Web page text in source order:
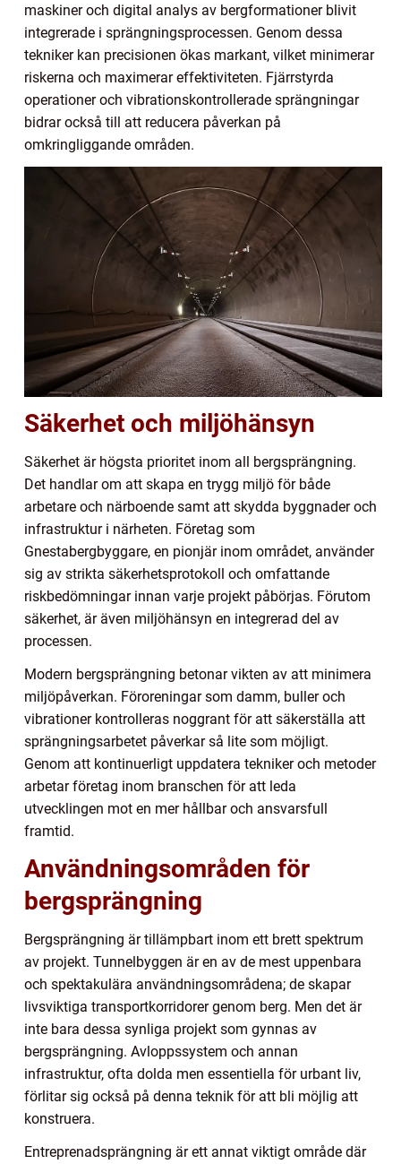
maskiner och digital analys av bergformationer blivit
integrerade i sprängningsprocessen. Genom dessa
tekniker kan precisionen ökas markant, vilket minimerar
riskerna och maximerar effektiviteten. Fjärrstyrda
operationer och vibrationskontrollerade sprängningar
bidrar också till att reducera påverkan på
omkringliggande områden.
Säkerhet och miljöhänsyn
Säkerhet är högsta prioritet inom all bergsprängning.
Det handlar om att skapa en trygg miljö för både
arbetare och närboende samt att skydda byggnader och
infrastruktur i närheten. Företag som
Gnestabergbyggare, en pionjär inom området, använder
sig av strikta säkerhetsprotokoll och omfattande
riskbedömningar innan varje projekt påbörjas. Förutom
säkerhet, är även miljöhänsyn en integrerad del av
processen.
Modern bergsprängning betonar vikten av att minimera
miljöpåverkan. Föroreningar som damm, buller och
vibrationer kontrolleras noggrant för att säkerställa att
sprängningsarbetet påverkar så lite som möjligt.
Genom att kontinuerligt uppdatera tekniker och metoder
arbetar företag inom branschen för att leda
utvecklingen mot en mer hållbar och ansvarsfull
framtid.
Användningsområden för
bergsprängning
Bergsprängning är tillämpbart inom ett brett spektrum
av projekt. Tunnelbyggen är en av de mest uppenbara
och spektakulära användningsområdena; de skapar
livsviktiga transportkorridorer genom berg. Men det är
inte bara dessa synliga projekt som gynnas av
bergsprängning. Avloppssystem och annan
infrastruktur, ofta dolda men essentiella för urbant liv,
förlitar sig också på denna teknik för att bli möjlig att
konstruera.
Entreprenadsprängning är ett annat viktigt område där